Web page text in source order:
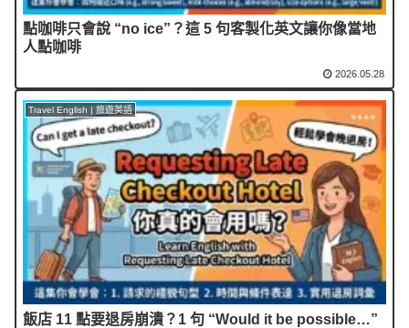
點咖啡只會說 “no ice”？這 5 句客製化英文讓你像當地
人點咖啡
2026.05.28
Travel English | 旅遊英語
飯店 11 點要退房崩潰？1 句 “Would it be possible…”